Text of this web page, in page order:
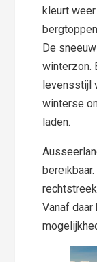
kleurt
De
winterzon.
levensstijl
winterse
laden.
Vanaf